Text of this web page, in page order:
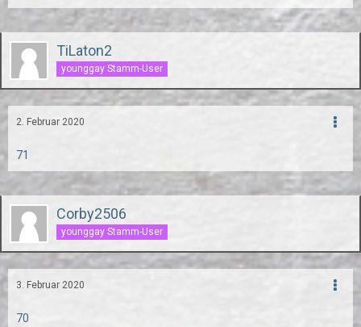
TiLaton2
younggay Stamm-User
2. Februar 2020
71
Corby2506
younggay Stamm-User
3. Februar 2020
70